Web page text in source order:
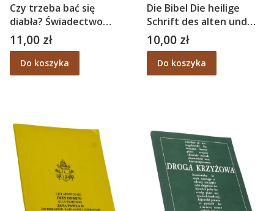
Czy trzeba bać się
diabła? Świadectwo
egzorcysty – Henri
Amet
Cena
11,00 zł
Do koszyka
Die Bibel Die heilige
Schrift des alten und
neuen Bundes
Cena
10,00 zł
Do koszyka